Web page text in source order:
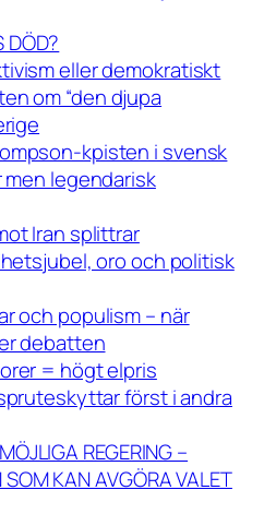
DÖD?
eller demokratiskt
om “den djupa
kpisten i svensk
legendarisk
Iran splittrar
oro och politisk
och populism – när
debatten
= högt elpris
först i andra
REGERING –
KAN AVGÖRA VALET